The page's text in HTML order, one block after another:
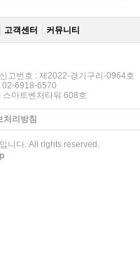
고객센터 커뮤니티
고번호 : 제2022-경기구리-0964호
02-6918-6570
마트벤처타워 608호
처리방침
니다. All rights reserved.